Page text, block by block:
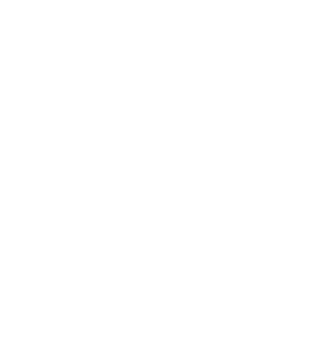
machten wir eine kleine
lange Zeit bis die Glocke wieder
nach Ham Ham. Diesmal entschieden
die wohl einen dringenden Termin im
kommen, ein Adlerrochen zog
schöne Marmorierung. Die Strömung
begegnete. Wir ließen uns über das
dann Mama mit Kind, die auf einem
einer Formatierung schwammen, die